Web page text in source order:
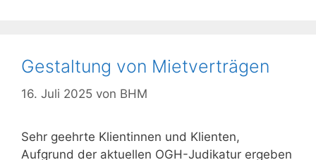
Gestaltung von Mietverträgen
16. Juli 2025 von BHM
Sehr geehrte Klientinnen und Klienten,
Aufgrund der aktuellen OGH-Judikatur ergeben